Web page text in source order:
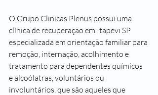
O Grupo Clinicas Plenus possui uma
clínica de recuperação em Itapevi SP
especializada em orientação familiar para
remoção, internação, acolhimento e
tratamento para dependentes químicos
e alcoólatras, voluntários ou
involuntários, que são aqueles que